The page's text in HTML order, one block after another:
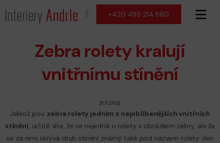
+420 495 214 860
Zebra rolety kralují
vnitřnímu stínění
21.5.2022
Jelikož jsou zebra rolety jedním z nejoblíbenějších vnitřních
stínění, určitě víte, že se nejedná o rolety s obrázkem zebry, ale že
se za nimi skrývá druh stínění známý také pod názvem rolety den